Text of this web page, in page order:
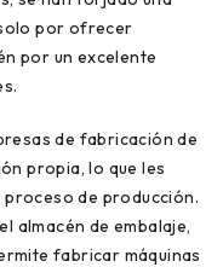
por ofrecer
por un excelente
de fabricación de
propia, lo que les
de producción.
almacén de embalaje,
fabricar máquinas